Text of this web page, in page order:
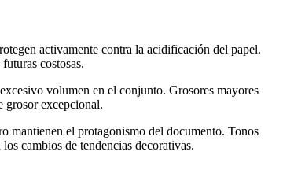
activamente contra la acidificación del papel.
costosas.
volumen en el conjunto. Grosores mayores
grosor excepcional.
mantienen el protagonismo del documento. Tonos
cambios de tendencias decorativas.